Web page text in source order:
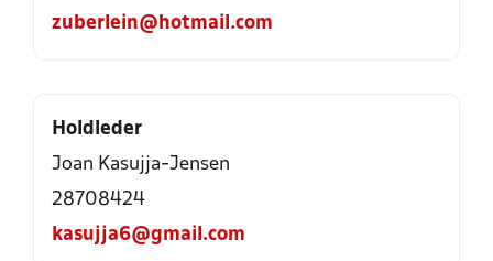
zuberlein@hotmail.com
Holdleder
Joan Kasujja-Jensen
28708424
kasujja6@gmail.com